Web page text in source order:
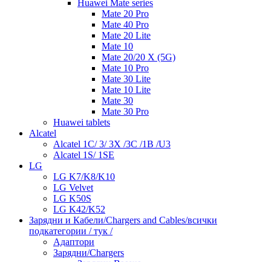
Huawei Mate series
Mate 20 Pro
Mate 40 Pro
Mate 20 Lite
Mate 10
Mate 20/20 X (5G)
Mate 10 Pro
Mate 30 Lite
Mate 10 Lite
Mate 30
Mate 30 Pro
Huawei tablets
Alcatel
Alcatel 1C/ 3/ 3X /3C /1B /U3
Alcatel 1S/ 1SE
LG
LG K7/K8/K10
LG Velvet
LG K50S
LG K42/K52
Зарядни и Кабели/Chargers and Cables/всички
подкатегории / тук /
Адаптори
Зарядни/Chargers